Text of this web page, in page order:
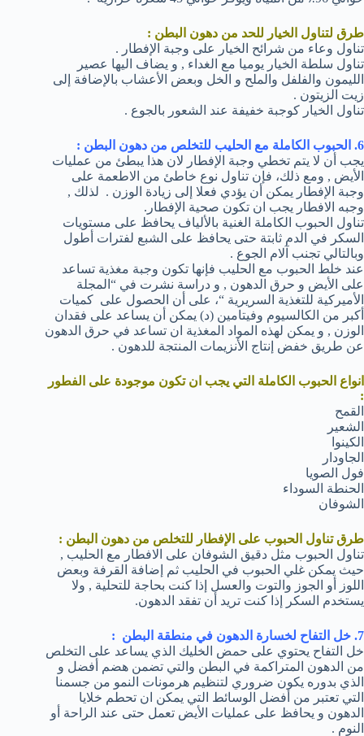
طرق لتناول الخيار للحد من دهون البطن :
تناول وعاء من شرائح الخيار على وجبة الإفطار .
تناول سلطة الخيار يوميا مع الغداء , و يضاف اليها عصير
الليمون والفلفل والملح و الخل وبعض الأعشاب بالإضافة إلى
زيت الزيتون .
تناول الخيار كوجبة خفيفة عند الشعور بالجوع .
6. الحبوب الكاملة مع الحليب للتخلص من دهون البطن :
يجب أن لا يتم تخطي وجبة الإفطار لان هذا يبطئ من عمليات
الأيض , ومع ذلك، فإن تناول نوع خاطئ من الاطعمة على
وجبة الإفطار يمكن أن يؤدي فعلا إلى زيادة الوزن . لذلك ,
وجبه الافطار يجب ان تكون صحية الإفطار.
تناول الحبوب الكاملة الغنية بالألياف يحافظ على مستويات
السكر في الدم ثابتة حتى يحافظ على الشبع لفترات أطول
وبالتالي تجنب آلام الجوع .
عند خلط الحبوب مع الحليب فإنها تكون وجبة مغذية تساعد
على الأيض و حرق الدهون , و دراسة نشرت في “المجلة
الأميركية للتغذية السريرية “، على أن الحصول على كميات
أكبر من الكالسيوم وفيتامين (د) يمكن أن يساعد على فقدان
الوزن , و يمكن لهذه المواد المغذية ان تساعد في حرق الدهون
عن طريق خفض إنتاج الأنزيمات المنتجة للدهون .
انواع الحبوب الكاملة التي يجب ان تكون موجودة على الفطور
:
القمح
الشعير
الكينوا
الجاودار
فول الصويا
الحنطة السوداء
الشوفان
طرق تناول الحبوب على الإفطار للتخلص من دهون البطن :
تناول الحبوب مثل دقيق الشوفان على الافطار مع الحليب ,
حيث يمكن غلي الحبوب في الحليب ثم إضافة القرفة وبعض
اللوز أو الجوز والتوت والعسل إذا كنت بحاجة للتحلية , ولا
يستخدم السكر إذا كنت تريد أن تفقد الدهون.
7. خل التفاح لخسارة الدهون في منطقة البطن :
خل التفاح يحتوي على حمض الخليك الذي يساعد على التخلص
من الدهون المتراكمة في البطن والتي تضمن هضم أفضل و
الذي بدوره يكون ضروري لتنظيم هرمونات النمو من جسمنا
التي تعتبر من أفضل الوسائط التي يمكن ان تحطم خلايا
الدهون و يحافظ على عمليات الأيض تعمل حتى عند الراحة أو
النوم .